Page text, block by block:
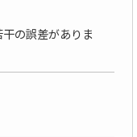
の誤差がありま